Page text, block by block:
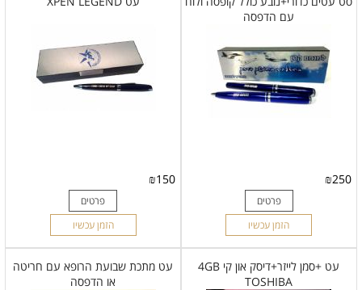
עם הדפסה
₪250
פרטים
הזמן עכשיו
₪150
פרטים
הזמן עכשיו
עט +סמן לייזר+דיסק און קי 4GB
TOSHIBA
עט מתכת שבועת הרופא עם חריטה
או הדפסה